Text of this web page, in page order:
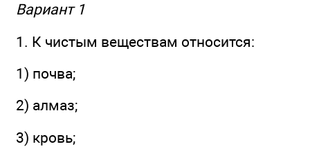
Вариант 1
1. К чистым веществам относится:
1) почва;
2) алмаз;
3) кровь;